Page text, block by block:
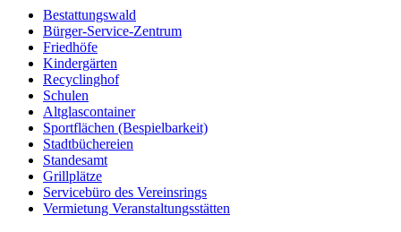
Bestattungswald
Bürger-Service-Zentrum
Friedhöfe
Kindergärten
Recyclinghof
Schulen
Altglascontainer
Sportflächen (Bespielbarkeit)
Stadtbüchereien
Standesamt
Grillplätze
Servicebüro des Vereinsrings
Vermietung Veranstaltungsstätten